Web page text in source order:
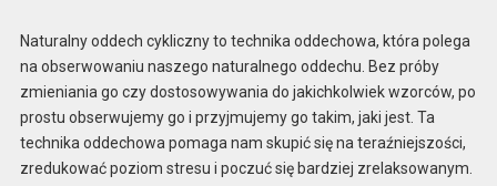
Naturalny oddech cykliczny to technika oddechowa, która polega
na obserwowaniu naszego naturalnego oddechu. Bez próby
zmieniania go czy dostosowywania do jakichkolwiek wzorców, po
prostu obserwujemy go i przyjmujemy go takim, jaki jest. Ta
technika oddechowa pomaga nam skupić się na teraźniejszości,
zredukować poziom stresu i poczuć się bardziej zrelaksowanym.